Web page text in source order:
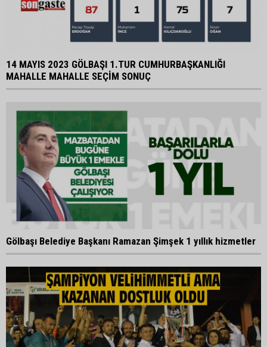
14 MAYIS 2023 GÖLBAŞI 1.TUR CUMHURBAŞKANLIĞI
MAHALLE MAHALLE SEÇİM SONUÇ
Gölbaşı Belediye Başkanı Ramazan Şimşek 1 yıllık hizmetler